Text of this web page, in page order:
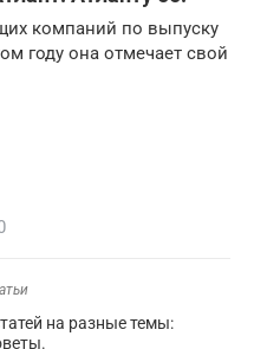
компаний по выпуску
году она отмечает свой
на разные темы: